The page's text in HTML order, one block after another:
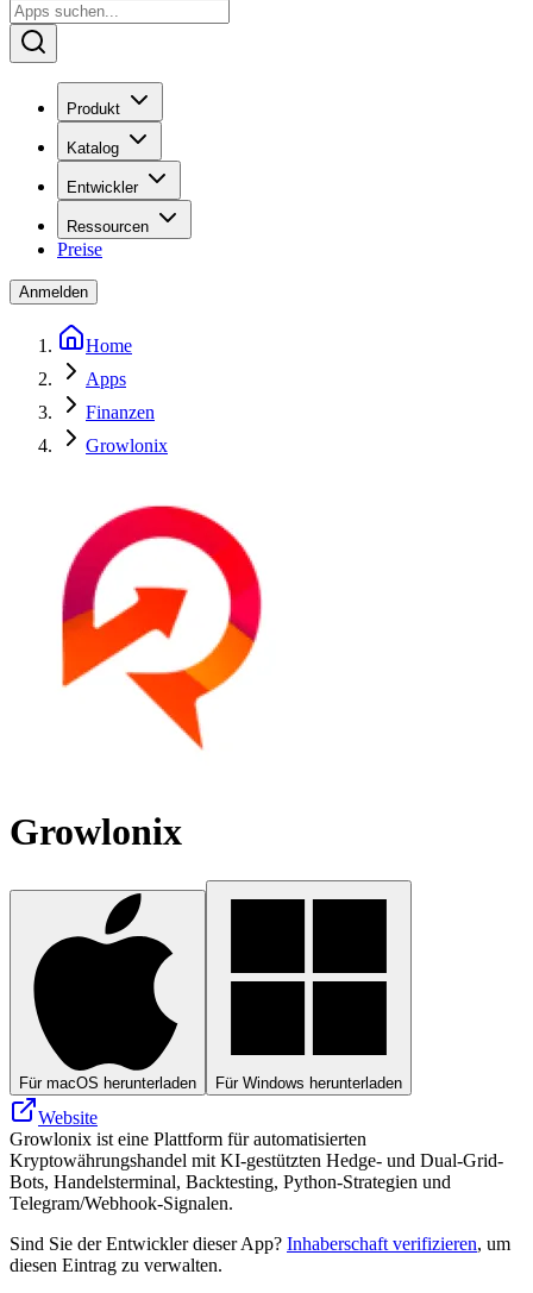
Produkt
Katalog
Entwickler
Ressourcen
Preise
Anmelden
Home
Apps
Finanzen
Growlonix
Growlonix
Für macOS herunterladen Für Windows herunterladen
Website
Growlonix ist eine Plattform für automatisierten
Kryptowährungshandel mit KI-gestützten Hedge- und Dual-Grid-
Bots, Handelsterminal, Backtesting, Python-Strategien und
Telegram/Webhook-Signalen.
Sind Sie der Entwickler dieser App? Inhaberschaft verifizieren, um
diesen Eintrag zu verwalten.